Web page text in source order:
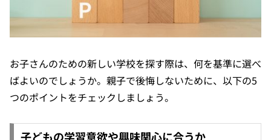
お子さんのための新しい学校を探す際は、何を基準に選べ
ばよいのでしょうか。親子で後悔しないために、以下の5
つのポイントをチェックしましょう。
子どもの学習意欲や興味関心に合うか